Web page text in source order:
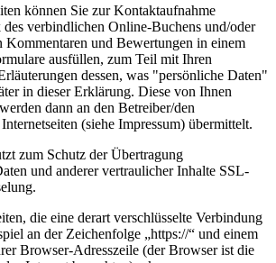
können Sie zur Kontaktaufnahme
verbindlichen Online-Buchens und/oder
Kommentaren und Bewertungen in einem
ausfüllen, zum Teil mit Ihren
dessen, was "persönliche Daten"
in dieser Erklärung. Diese von Ihnen
dann an den Betreiber/den
(siehe Impressum) übermittelt.
zum Schutz der Übertragung
und anderer vertraulicher Inhalte SSL-
die eine derart verschlüsselte Verbindung
an der Zeichenfolge „https://“ und einem
Browser-Adresszeile (der Browser ist die